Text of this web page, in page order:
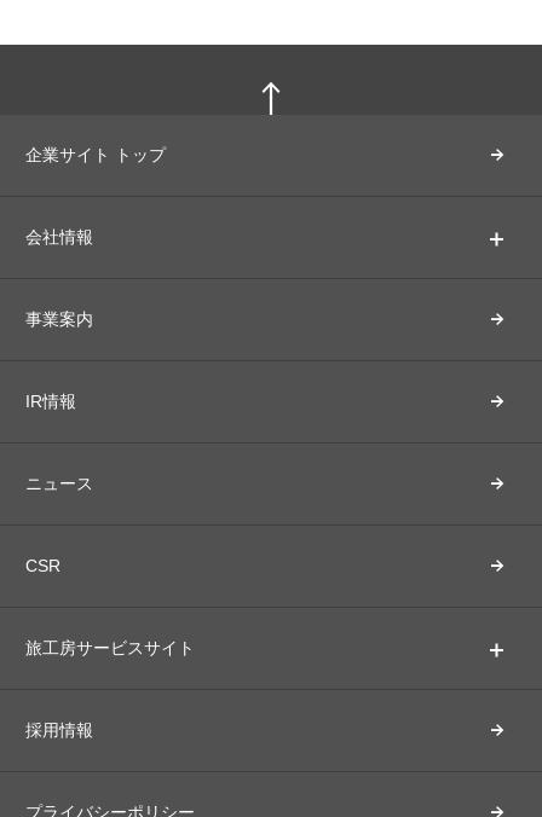
企業サイト トップ
会社情報
事業案内
IR情報
ニュース
CSR
旅工房サービスサイト
採用情報
プライバシーポリシー